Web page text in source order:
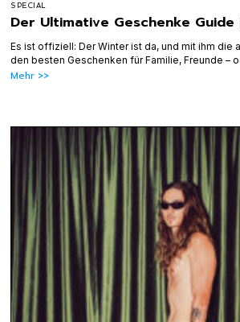
SPECIAL
Der Ultimative Geschenke Guide
Es ist offiziell: Der Winter ist da, und mit ihm die
den besten Geschenken für Familie, Freunde –
Mehr >>